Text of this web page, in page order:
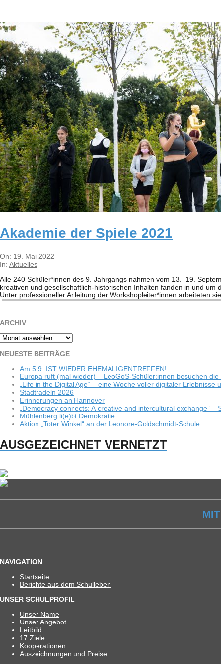
Aka­de­mie der Spiele 2021
2022-
05-
On: 19. Mai 2022
In: Aktuelles
Alle 240 Schüler*innen des 9. Jahr­gangs nah­men vom 13.–19.
kre­a­­ti­­ven und gesel­l­­schaf­t­­lich-his­­to­ri­­schen Inhal­ten fan­den in und
Unter pro­fes­sio­nel­ler Anlei­tung der Workshopleiter*innen arbei­te­ten
ARCHIV
Archiv
NEU­ESTE BEITRÄGE
Am 5.9. IST WIEDER EHEMALIGENTREFFEN!
Europa ruft (mal wie­der) – LeoGoS-Schüler:innen besu­chen
„Life in the Digi­tal Age“ – eine Woche vol­ler digi­ta­ler Erleb­nisse
Stadt­ra­deln 2026
Erin­ne­run­gen an Hannover
„Demo­cracy con­nects: A crea­tive and inter­cul­tu­ral exch­ange”
Müh­len­berg li(e)bt Demokratie
Aktion „Toter Win­kel“ an der Leonore-Goldschmidt-Schule
AUSGEZEICHNET VERNETZT
NAVIGATION
Start­seite
Berichte aus dem Schulleben
UNSER SCHULPROFIL
Unser Name
Unser Ange­bot
Leit­bild
17 Ziele
Koope­ra­tio­nen
Aus­zeich­nun­gen und Preise